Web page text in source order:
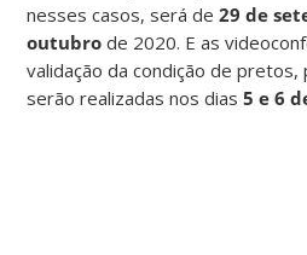
nesses casos, será de29 de
outubrode 2020. E as
validação da condição de
serão realizadas nos dias5 e 6